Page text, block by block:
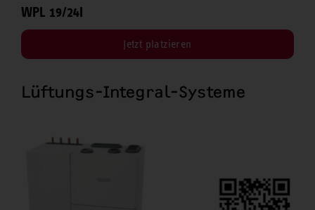
WPL 19/24I
Jetzt platzieren
Lüftungs-Integral-Systeme